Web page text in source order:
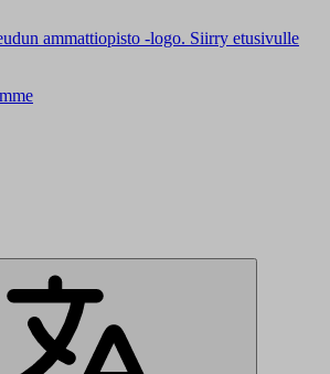
Siirry etusivulle